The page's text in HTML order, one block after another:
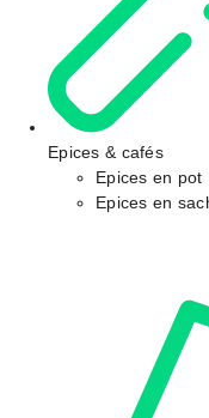
Epices & cafés
Epices en pot
Epices en